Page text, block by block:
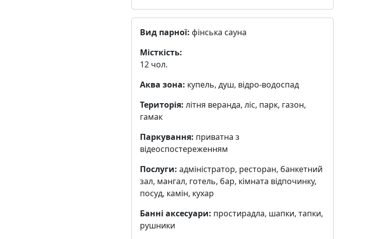
Вид парної: фінська сауна
Місткість:
12 чол.
Аква зона: купель, душ, відро-водоспад
Територія: літня веранда, ліс, парк, газон,
гамак
Паркування: приватна з
відеоспостереженням
Послуги: адміністратор, ресторан, банкетний
зал, мангал, готель, бар, кімната відпочинку,
посуд, камін, кухар
Банні аксесуари: простирадла, шапки, тапки,
рушники